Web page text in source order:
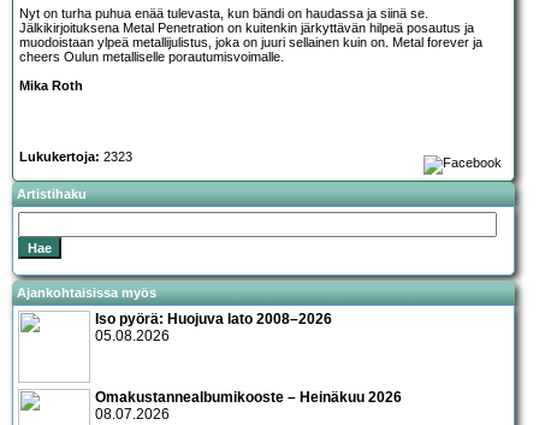
Nyt on turha puhua enää tulevasta, kun bändi on haudassa ja siinä se.
Jälkikirjoituksena Metal Penetration on kuitenkin järkyttävän hilpeä posautus ja
muodoistaan ylpeä metallijulistus, joka on juuri sellainen kuin on. Metal forever ja
cheers Oulun metalliselle porautumisvoimalle.
Mika Roth
Lukukertoja: 2323
Artistihaku
Ajankohtaisissa myös
Iso pyörä: Huojuva lato 2008–2026
05.08.2026
Omakustannealbumikooste – Heinäkuu 2026
08.07.2026